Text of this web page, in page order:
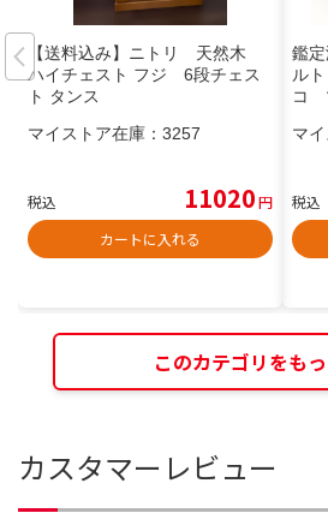
【送料込み】ニトリ 天然木
ハイチェスト フジ 6段チェス
ト タンス
マイストア在庫： 3257
税込 11020円
カートに入れる
鑑
ル
コ
マ
税込
このカテゴリをも
カスタマーレビュー